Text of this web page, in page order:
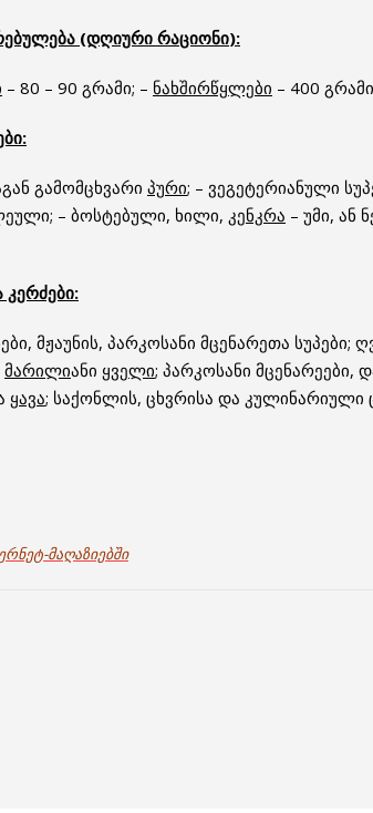
(დღიური რაციონი):
– 80 – 90 გრამი; – ნახშირწყლები – 400
გამომცხვარი პური; – ვეგეტერიანული
– ბოსტებული, ხილი, კენკრა – უმი, ან
მჟაუნის, პარკოსანი მცენარეთა სუპები;
მარილიანი ყველი; პარკოსანი
ყავა; საქონლის, ცხვრისა და კულინარიული
მაღაზიებში